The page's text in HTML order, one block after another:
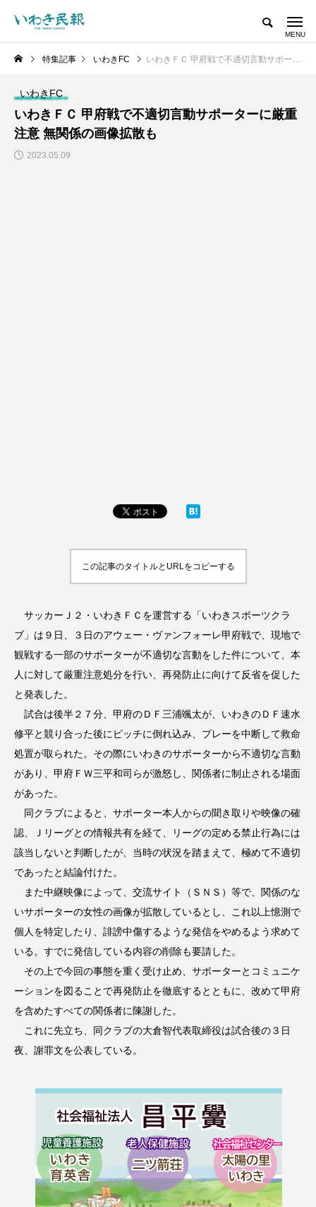
特集記事 いわきFC いわきＦＣ 甲府戦で不適切言動サポーターに厳重注意 無関係の画像拡散も
いわきFC
いわきＦＣ 甲府戦で不適切言動サポーターに厳重
注意 無関係の画像拡散も
2023.05.09
この記事のタイトルとURLをコピーする
サッカーＪ２・いわきＦＣを運営する「いわきスポーツクラ
ブ」は９日、３日のアウェー・ヴァンフォーレ甲府戦で、現地で
観戦する一部のサポーターが不適切な言動をした件について、本
人に対して厳重注意処分を行い、再発防止に向けて反省を促した
と発表した。
試合は後半２７分、甲府のＤＦ三浦颯太が、いわきのＤＦ速水
修平と競り合った後にピッチに倒れ込み、プレーを中断して救命
処置が取られた。その際にいわきのサポーターから不適切な言動
があり、甲府ＦＷ三平和司らが激怒し、関係者に制止される場面
があった。
同クラブによると、サポーター本人からの聞き取りや映像の確
認、Ｊリーグとの情報共有を経て、リーグの定める禁止行為には
該当しないと判断したが、当時の状況を踏まえて、極めて不適切
であったと結論付けた。
また中継映像によって、交流サイト（ＳＮＳ）等で、関係のな
いサポーターの女性の画像が拡散しているとし、これ以上憶測で
個人を特定したり、誹謗中傷するような発信をやめるよう求めて
いる。すでに発信している内容の削除も要請した。
その上で今回の事態を重く受け止め、サポーターとコミュニケ
ーションを図ることで再発防止を徹底するとともに、改めて甲府
を含めたすべての関係者に陳謝した。
これに先立ち、同クラブの大倉智代表取締役は試合後の３日
夜、謝罪文を公表している。